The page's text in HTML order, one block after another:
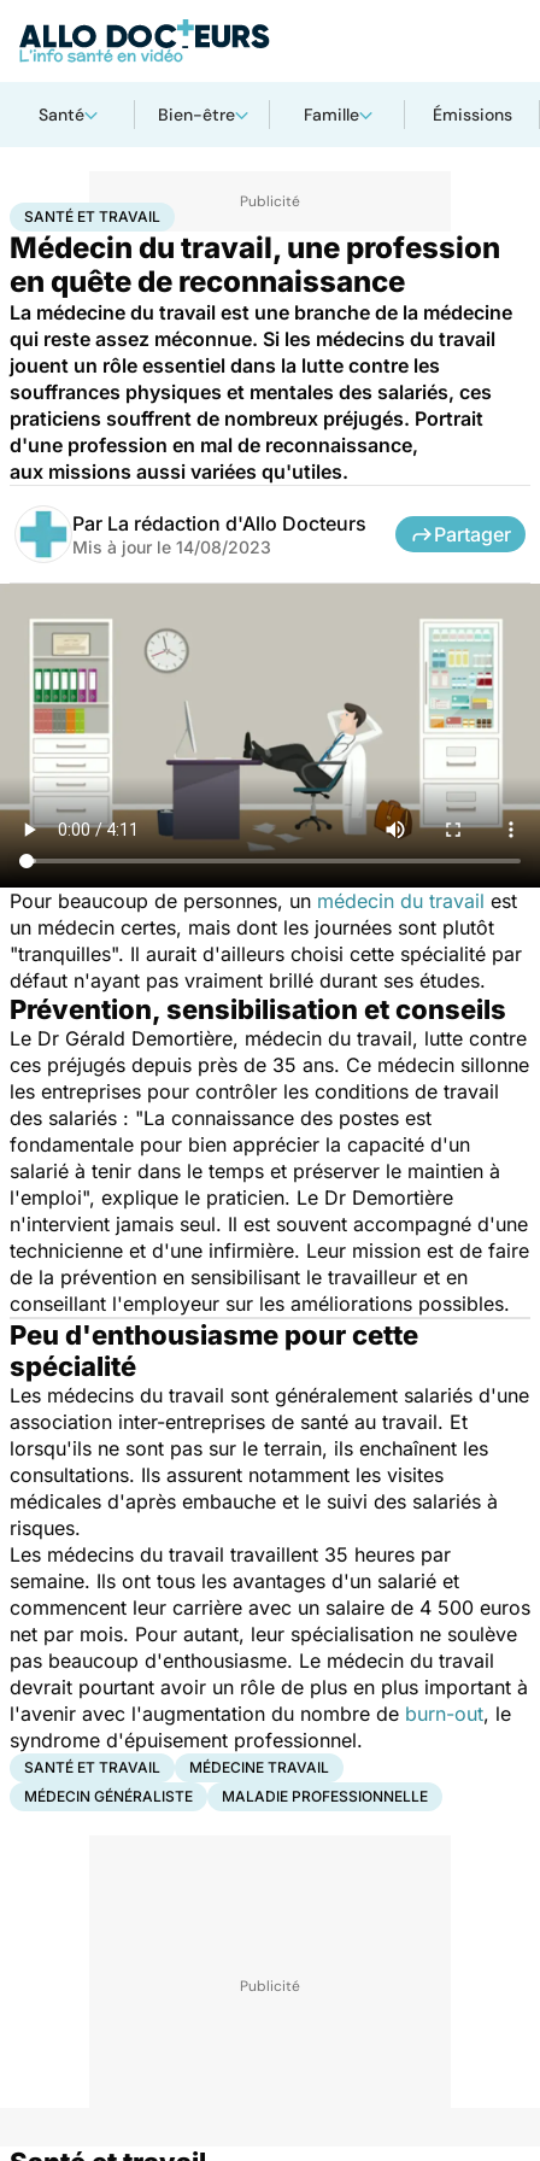
Santé Bien-être Famille Émissions
AccueilSantéSociété Santé publiqueSanté et travail
SANTÉ ET TRAVAIL
Médecin du travail, une profession
en quête de reconnaissance
La médecine du travail est une branche de la médecine
qui reste assez méconnue. Si les médecins du travail
jouent un rôle essentiel dans la lutte contre les
souffrances physiques et mentales des salariés, ces
praticiens souffrent de nombreux préjugés. Portrait
d'une profession en mal de reconnaissance,
aux missions aussi variées qu'utiles.
Par La rédaction d'Allo Docteurs
Mis à jour le 14/08/2023
Partager
Pour beaucoup de personnes, un médecin du travail est
un médecin certes, mais dont les journées sont plutôt
"tranquilles". Il aurait d'ailleurs choisi cette spécialité par
défaut n'ayant pas vraiment brillé durant ses études.
Prévention, sensibilisation et conseils
Le Dr Gérald Demortière, médecin du travail, lutte contre
ces préjugés depuis près de 35 ans. Ce médecin sillonne
les entreprises pour contrôler les conditions de travail
des salariés : "La connaissance des postes est
fondamentale pour bien apprécier la capacité d'un
salarié à tenir dans le temps et préserver le maintien à
l'emploi", explique le praticien. Le Dr Demortière
n'intervient jamais seul. Il est souvent accompagné d'une
technicienne et d'une infirmière. Leur mission est de faire
de la prévention en sensibilisant le travailleur et en
conseillant l'employeur sur les améliorations possibles.
Peu d'enthousiasme pour cette
spécialité
Les médecins du travail sont généralement salariés d'une
association inter-entreprises de santé au travail. Et
lorsqu'ils ne sont pas sur le terrain, ils enchaînent les
consultations. Ils assurent notamment les visites
médicales d'après embauche et le suivi des salariés à
risques.
Les médecins du travail travaillent 35 heures par
semaine. Ils ont tous les avantages d'un salarié et
commencent leur carrière avec un salaire de 4 500 euros
net par mois. Pour autant, leur spécialisation ne soulève
pas beaucoup d'enthousiasme. Le médecin du travail
devrait pourtant avoir un rôle de plus en plus important à
l'avenir avec l'augmentation du nombre de burn-out, le
syndrome d'épuisement professionnel.
SANTÉ ET TRAVAIL
MÉDECINE TRAVAIL
MÉDECIN GÉNÉRALISTE
MALADIE PROFESSIONNELLE